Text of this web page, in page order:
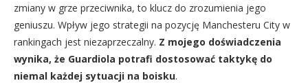
zmiany w grze przeciwnika, to klucz do zrozumienia jego
geniuszu. Wpływ jego strategii na pozycję Manchesteru City w
rankingach jest niezaprzeczalny. Z mojego doświadczenia
wynika, że Guardiola potrafi dostosować taktykę do
niemal każdej sytuacji na boisku.